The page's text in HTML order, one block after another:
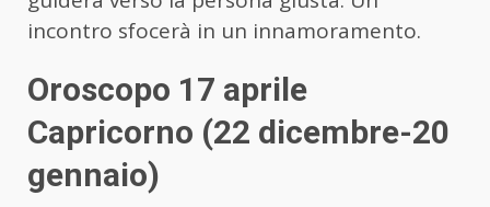
incontro sfocerà in un innamoramento.
Oroscopo 17 aprile
Capricorno (22 dicembre-20
gennaio)